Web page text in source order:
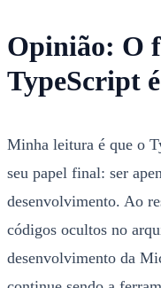
Opinião: O
TypeScript
Minha leitura é que o
seu papel final: ser
desenvolvimento. Ao
códigos ocultos no
desenvolvimento da